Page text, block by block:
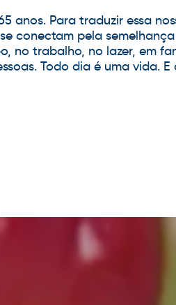
anos. Para traduzir essa
conectam pela
no trabalho, no lazer, em
Todo dia é uma vida. E